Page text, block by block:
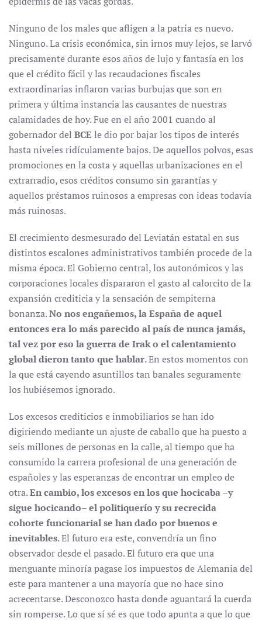
Ninguno de los males que afligen a la patria es nuevo.
Ninguno. La crisis económica, sin irnos muy lejos, se larvó
precisamente durante esos años de lujo y fantasía en los
que el crédito fácil y las recaudaciones fiscales
extraordinarias inflaron varias burbujas que son en
primera y última instancia las causantes de nuestras
calamidades de hoy. Fue en el año 2001 cuando al
gobernador del BCE le dio por bajar los tipos de interés
hasta niveles ridículamente bajos. De aquellos polvos, esas
promociones en la costa y aquellas urbanizaciones en el
extrarradio, esos créditos consumo sin garantías y
aquellos préstamos ruinosos a empresas con ideas todavía
más ruinosas.
El crecimiento desmesurado del Leviatán estatal en sus
distintos escalones administrativos también procede de la
misma época. El Gobierno central, los autonómicos y las
corporaciones locales dispararon el gasto al calorcito de la
expansión crediticia y la sensación de sempiterna
bonanza.No nos engañemos, la España de aquel
entonces era lo más parecido al país de nunca jamás,
tal vez por eso la guerra de Irak o el calentamiento
global dieron tanto que hablar. En estos momentos con
la que está cayendo asuntillos tan banales seguramente
los hubiésemos ignorado.
Los excesos crediticios e inmobiliarios se han ido
digiriendo mediante un ajuste de caballo que ha puesto a
seis millones de personas en la calle, al tiempo que ha
consumido la carrera profesional de una generación de
españoles y las esperanzas de encontrar un empleo de
otra.En cambio, los excesos en los que hocicaba –y
sigue hocicando– el politiquerío y su recrecida
cohorte funcionarial se han dado por buenos e
inevitables. El futuro era este, convendría un fino
observador desde el pasado. El futuro era que una
menguante minoría pagase los impuestos de Alemania del
este para mantener a una mayoría que no hace sino
acrecentarse. Desconozco hasta donde aguantará la cuerda
sin romperse. Lo que sí sé es que todo apunta a que lo que